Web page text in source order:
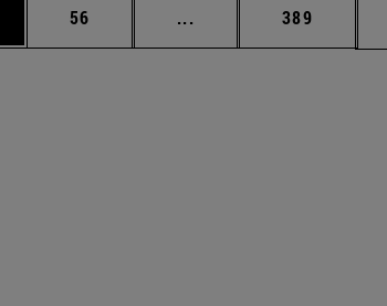
para desplazarse.
Página
56 ... Páginas intermedias
Página
389